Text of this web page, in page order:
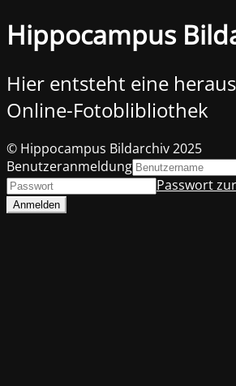
Hippocampus
Hier entsteht eine
Online-Fotoblibliothek
© Hippocampus Bildarchiv 2025
Benutzeranmeldung
Passwort